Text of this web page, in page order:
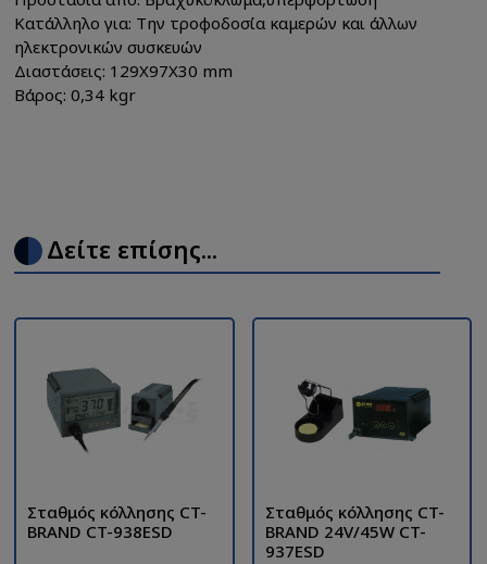
Κατάλληλο για: Την τροφοδοσία καμερών και άλλων
ηλεκτρονικών συσκευών
Διαστάσεις: 129Χ97Χ30 mm
Βάρος: 0,34 kgr
Δείτε επίσης...
Σταθμός κόλλησης CT-
BRAND CT-938ESD
Σταθμός κόλλησης CT-
BRAND 24V/45W CT-
937ESD